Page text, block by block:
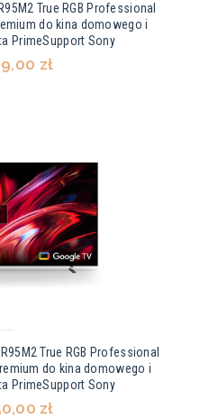
True RGB Professional
do kina domowego i
PrimeSupport Sony
zł
True RGB Professional
do kina domowego i
PrimeSupport Sony
zł